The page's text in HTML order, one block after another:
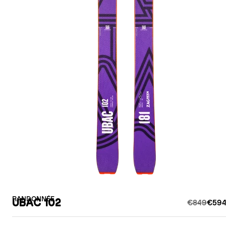
RANDONNÉE
UBAC 102 €849